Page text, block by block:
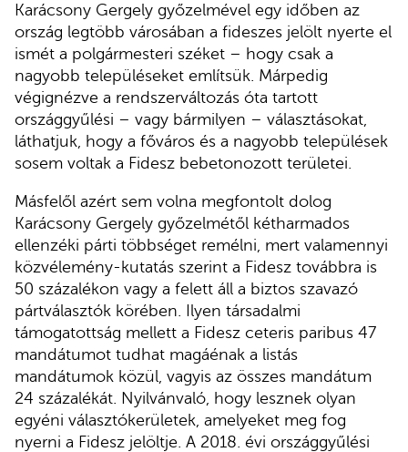
Karácsony Gergely győzelmével egy időben az
ország legtöbb városában a fideszes jelölt nyerte el
ismét a polgármesteri széket – hogy csak a
nagyobb településeket említsük. Márpedig
végignézve a rendszerváltozás óta tartott
országgyűlési – vagy bármilyen – választásokat,
láthatjuk, hogy a főváros és a nagyobb települések
sosem voltak a Fidesz bebetonozott területei.
Másfelől azért sem volna megfontolt dolog
Karácsony Gergely győzelmétől kétharmados
ellenzéki párti többséget remélni, mert valamennyi
közvélemény-kutatás szerint a Fidesz továbbra is
50 százalékon vagy a felett áll a biztos szavazó
pártválasztók körében. Ilyen társadalmi
támogatottság mellett a Fidesz ceteris paribus 47
mandátumot tudhat magáénak a listás
mandátumok közül, vagyis az összes mandátum
24 százalékát. Nyilvánvaló, hogy lesznek olyan
egyéni választókerületek, amelyeket meg fog
nyerni a Fidesz jelöltje. A 2018. évi országgyűlési